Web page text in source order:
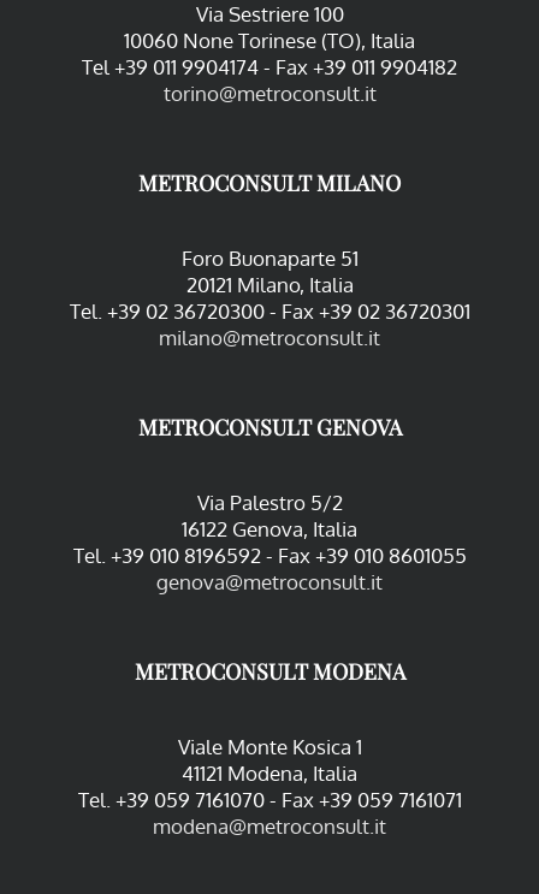
Via Sestriere 100
10060 None Torinese (TO), Italia
Tel +39 011 9904174 - Fax +39 011 9904182
torino@metroconsult.it
METROCONSULT MILANO
Foro Buonaparte 51
20121 Milano, Italia
Tel. +39 02 36720300 - Fax +39 02 36720301
milano@metroconsult.it
METROCONSULT GENOVA
Via Palestro 5/2
16122 Genova, Italia
Tel. +39 010 8196592 - Fax +39 010 8601055
genova@metroconsult.it
METROCONSULT MODENA
Viale Monte Kosica 1
41121 Modena, Italia
Tel. +39 059 7161070 - Fax +39 059 7161071
modena@metroconsult.it